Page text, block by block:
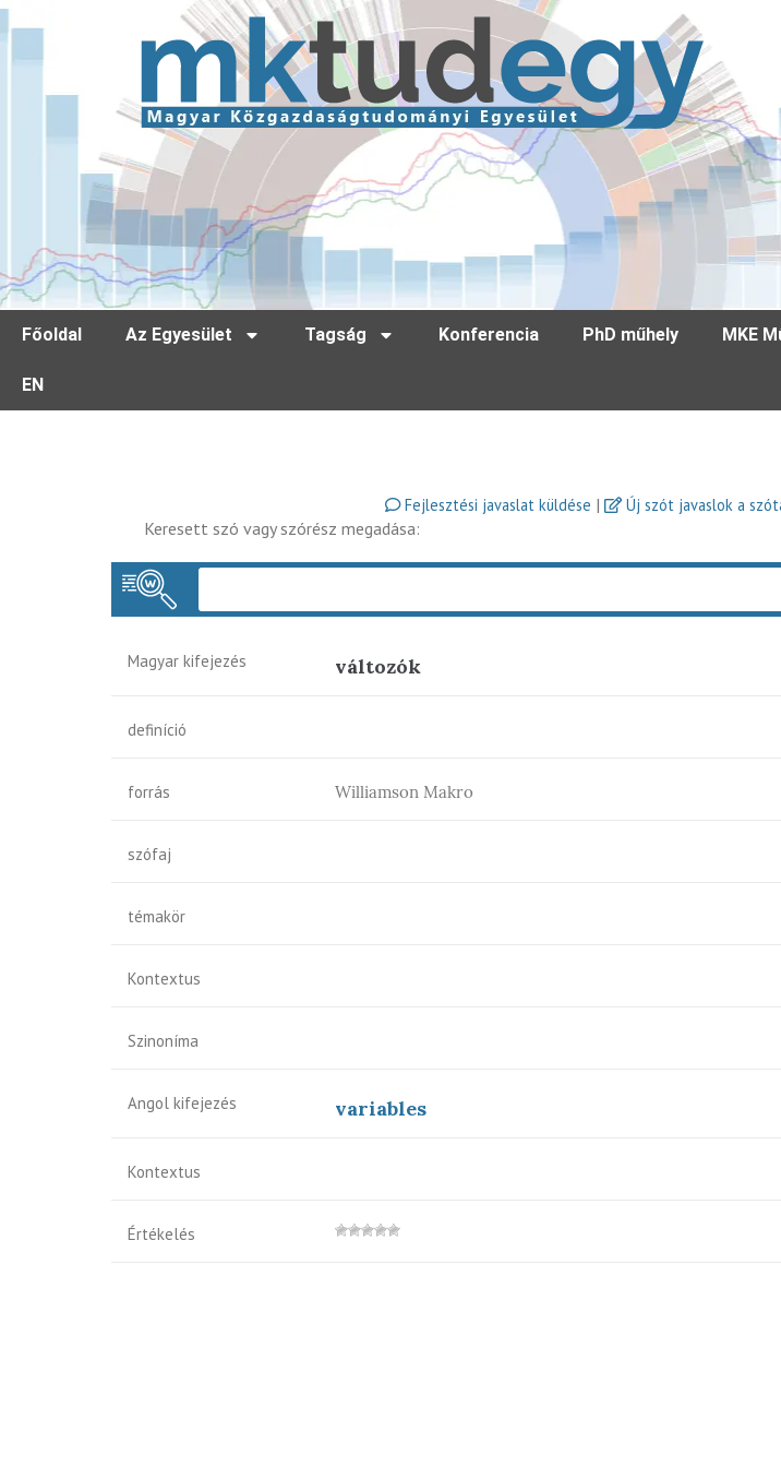
Főoldal Az Egyesület Tagság Konferencia PhD műhely MKE
EN
Fejlesztési javaslat küldése | Új szót javaslok a
Keresett szó vagy szórész megadása:
Magyar kifejezés változók
definíció
forrás Williamson Makro
szófaj
témakör
Kontextus
Szinoníma
Angol kifejezés variables
Kontextus
Értékelés